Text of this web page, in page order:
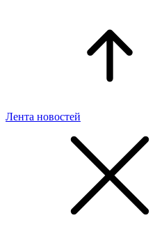
Лента новостей